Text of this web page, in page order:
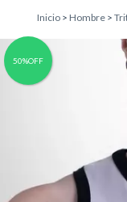
Inicio > Hombre >
50%OFF